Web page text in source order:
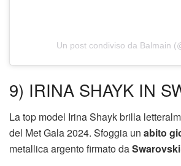
Un post condiviso da Balmain
9) IRINA SHAYK IN
La top model Irina Shayk brilla
del Met Gala 2024. Sfoggia un abito
metallica argento firmato da